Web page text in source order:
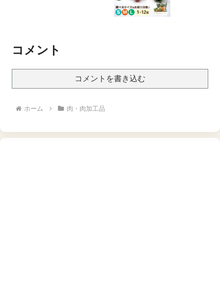
ックのまち 宮崎県綾町】
コメント
コメントを書き込む
ホーム 肉・肉加工品